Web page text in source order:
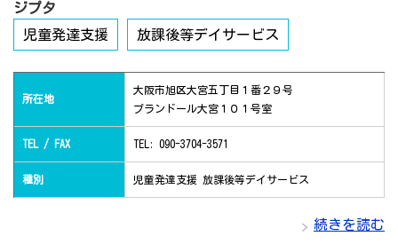
ジプタ
児童発達支援
放課後等デイサービス
所在地
大阪市旭区大宮五丁目１番２９号
プランドール大宮１０１号室
TEL / FAX TEL: 090-3704-3571
種別 児童発達支援 放課後等デイサービス
続きを読む